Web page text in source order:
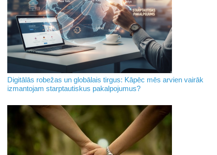
Digitālās robežas un globālais tirgus: Kāpēc mēs arvien vairāk
izmantojam starptautiskus pakalpojumus?